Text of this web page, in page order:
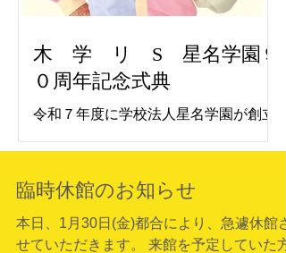
https://maps.app.goo.gl/544mB8xuA7ri
には停めないようにお願いします。 記
念講演中は写真・動画撮影共に禁止で
す。ぜひ生の目でご覧ください。
木 学 リ S 星名学園９
０周年記念式典
令和７年度に学校法人星名学園が創立
講堂にて記念式典・記念講演を行いま
す。 式典は午前９時半より。記念講演
講師にはわくわくさんでおなじみ久保
田雅人氏を講師に「創造力と学びの楽
臨時休館のお知らせ
本日、1月30日(金)都合により、急遽休館さ
せていただきます。 来館を予定していた方